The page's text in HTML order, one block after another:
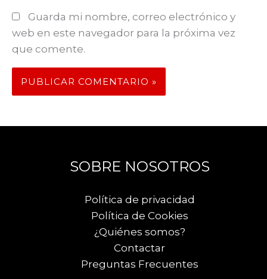
Guarda mi nombre, correo electrónico y
web en este navegador para la próxima vez
que comente.
SOBRE NOSOTROS
Política de privacidad
Política de Cookies
¿Quiénes somos?
Contactar
Preguntas Frecuentes